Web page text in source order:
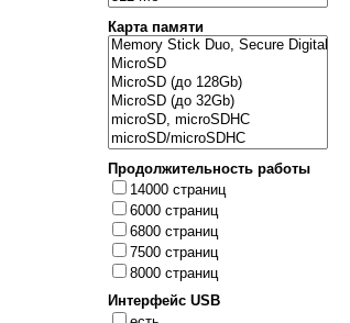
Карта памяти
Продолжительность работы
14000 страниц
6000 страниц
6800 страниц
7500 страниц
8000 страниц
Интерфейс USB